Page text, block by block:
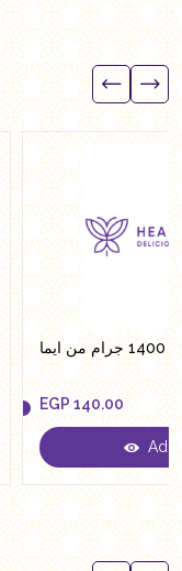
ايما
EGP
EGP 140.00
Add